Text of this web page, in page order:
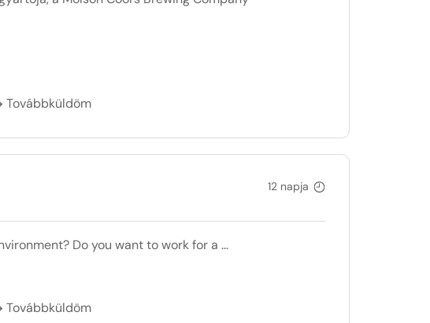
Továbbküldöm
12 napja
Do you want to work for a ...
Továbbküldöm